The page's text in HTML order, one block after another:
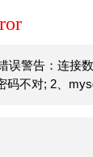
误警告：连接
码不对; 2、